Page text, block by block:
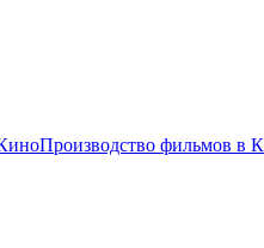
Производство фильмов в